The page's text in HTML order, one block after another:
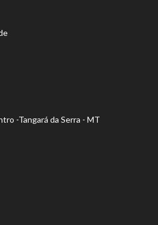
-Tangará da Serra - MT